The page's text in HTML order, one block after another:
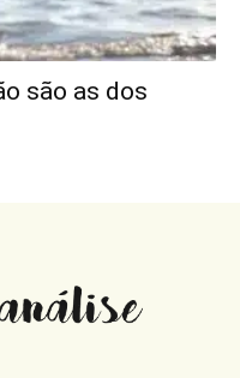
são as dos